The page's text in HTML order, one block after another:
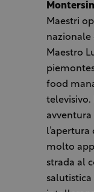
Maestri
nazionale
Maestro
food
televisivo.
molto
strada al
salutistica